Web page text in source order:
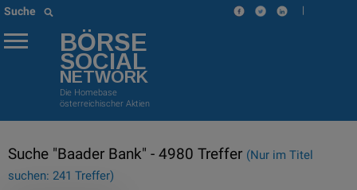
Suche |
BÖRSE
SOCIAL
NETWORK
Die Homebase
österreichischer Aktien
Suche "Baader Bank" - 4980 Treffer (Nur im Titel
suchen: 241 Treffer)